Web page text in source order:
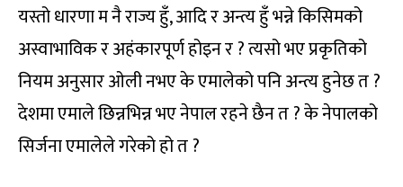
यस्तो धारणा म नै राज्य हुँ, आदि र अन्त्य हुँ भन्ने किसिमको
अस्वाभाविक र अहंकारपूर्ण होइन र ? त्यसो भए प्रकृतिको
नियम अनुसार ओली नभए के एमालेको पनि अन्त्य हुनेछ त ?
देशमा एमाले छिन्नभिन्न भए नेपाल रहने छैन त ? के नेपालको
सिर्जना एमालेले गरेको हो त ?